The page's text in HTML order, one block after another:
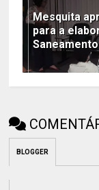
Mesquita
para a
BLOGGER